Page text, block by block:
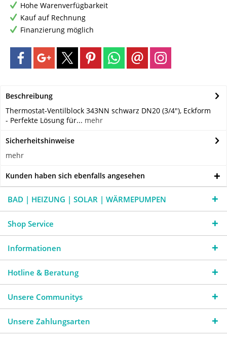
Hohe Warenverfügbarkeit
Kauf auf Rechnung
Finanzierung möglich
Beschreibung
Thermostat-Ventilblock 343NN schwarz DN20 (3/4"), Eckform
- Perfekte Lösung für... mehr
Sicherheitshinweise
mehr
Kunden haben sich ebenfalls angesehen
BAD | HEIZUNG | SOLAR | WÄRMEPUMPEN
Shop Service
Informationen
Hotline & Beratung
Unsere Communitys
Unsere Zahlungsarten